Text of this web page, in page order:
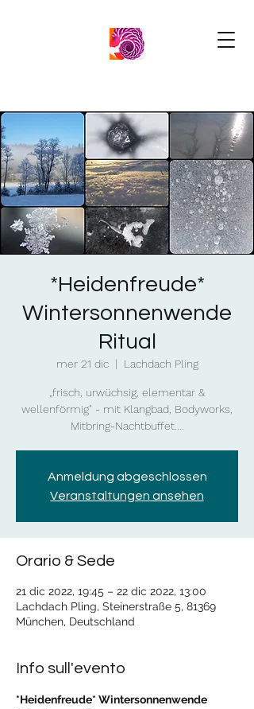
*Heidenfreude*
Wintersonnenwende
Ritual
mer 21 dic
  |
Lachdach Pling
„frisch, urwüchsig, elementar &
wellenförmig" - mit Klangbad, Bodyworks,
Mitbring-Nachtbuffet....
Anmeldung abgeschlossen
Veranstaltungen ansehen
Orario & Sede
21 dic 2022, 19:45 – 22 dic 2022, 13:00
Lachdach Pling, Steinerstraße 5, 81369
München, Deutschland
Info sull'evento
*Heidenfreude* Wintersonnenwende